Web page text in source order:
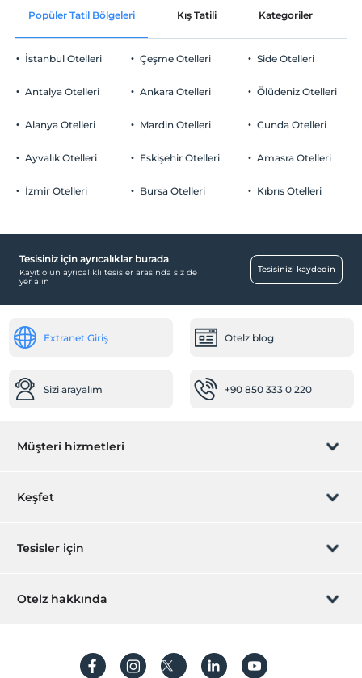
Otopark (Tesis bünyesinde)
Kuru temizleme
Sağlık
Şehir merkezi
Lobby Bar
Engelli
Isıtma
Klima
Asansör
Evcil Hayvan
Sigara
Çocuklar
Her bir oda için 6 yaşına kadar 1 çocuk ücretsizdir
Odaya meyve sepeti ikramı
Popüler Tatil Bölgeleri Kış Tatili Kategoriler
İstanbul Otelleri
Antalya Otelleri
Alanya Otelleri
Ayvalık Otelleri
İzmir Otelleri
Çeşme Otelleri
Ankara Otelleri
Mardin Otelleri
Eskişehir Otelleri
Bursa Otelleri
Side Otelleri
Ölüdeniz Otelleri
Cunda Otelleri
Amasra Otelleri
Kıbrıs Otelleri
Tesisiniz için ayrıcalıklar burada
Kayıt olun ayrıcalıklı tesisler arasında siz de
yer alın
Tesisinizi kaydedin
Extranet Giriş Otelz blog
Sizi arayalım +90 850 333 0 220
Müşteri hizmetleri
Rezervasyon yönet
Sıkça sorulan sorular
Keşfet
Hediye Kart
Hesap oluştur
Tesisler için
Hemen tesisinizi ekleyin
Otelz hakkında